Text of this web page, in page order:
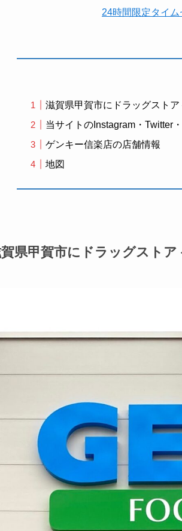
24時間限定タイム
滋賀県甲賀市にドラッグスト
当サイトのInstagram・Twitter
ゲンキー信楽店の店舗情報
地図
県甲賀市にドラッグスト